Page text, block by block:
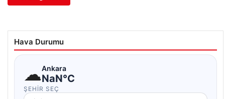
Hava Durumu
☁Ankara
NaN°C
ŞEHIR SEÇ